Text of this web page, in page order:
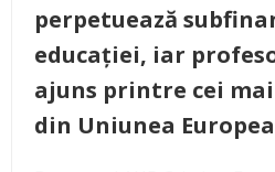
perpetuează
educației, iar
ajuns printre cei
din Uniunea